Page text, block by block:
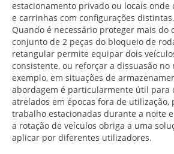
estacionamento privado ou locais onde
e carrinhas com configurações distintas.
Quando é necessário proteger mais do
conjunto de 2 peças do bloqueio de
retangular permite equipar dois
consistente, ou reforçar a dissuasão no
exemplo, em situações de
abordagem é particularmente útil para
atrelados em épocas fora de utilização,
trabalho estacionadas durante a noite
a rotação de veículos obriga a uma
aplicar por diferentes utilizadores.